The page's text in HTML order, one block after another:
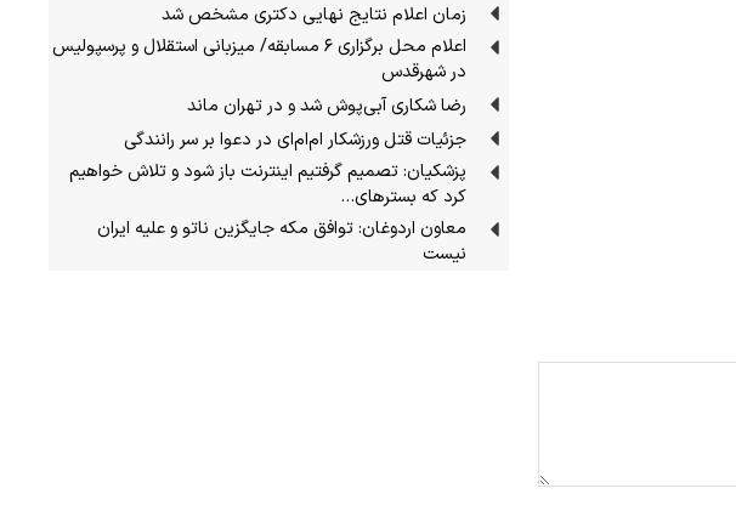
زمان اعلام نتایج نهایی دکتری مشخص شد
اعلام محل برگزاری ۶ مسابقه/ میزبانی استقلال و پرسپولیس
در شهرقدس
رضا شکاری آبی‌پوش شد و در تهران ماند
جزئیات قتل ورزشکار ام‌ام‌ای در دعوا بر سر رانندگی
پزشکیان: تصمیم گرفتیم اینترنت باز شود و تلاش خواهیم
کرد که بسترهای…
معاون اردوغان: توافق مکه جایگزین ناتو و علیه ایران
نیست